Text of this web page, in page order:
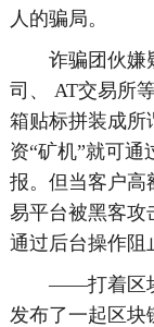
人的骗局。
诈骗团伙嫌疑
司、 AT交易所
箱贴标拼装成所
资“矿机”就可通
报。但当客户高
易平台被黑客攻
通过后台操作阻
——打着区块
发布了一起区块